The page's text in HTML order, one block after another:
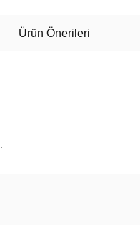
Ürün Önerileri